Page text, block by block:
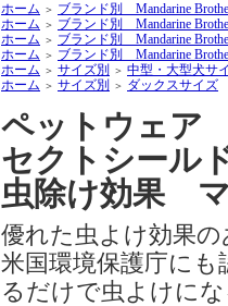
ホーム ＞ ブランド別 Mandarine
ホーム ＞ ブランド別 Mandarine
ホーム ＞ ブランド別 Mandarine
ホーム ＞ ブランド別 Mandarine
ホーム ＞ サイズ別 ＞ 中型・大型犬サ
ホーム ＞ サイズ別 ＞ ダックスサイズ
ペットウェア
セクトシー
虫除け効果
優れた虫よけ効果
米国環境保護庁に
るだけで虫よけに